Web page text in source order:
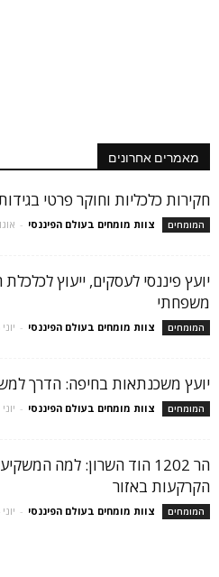
מאמרים אחרונים
חקירות כלכליות וחוקר פרטי
המומחים צוות מומחים בעולם הפיננסי -
יועץ פיננסי לעסקים, ייעוץ
משפחתי
המומחים צוות מומחים בעולם הפיננסי - יוני 26, 2026
יועץ משכנתאות בחיפה: הדרך
המומחים צוות מומחים בעולם הפיננסי - יוני 23, 2026
הר 1202 הוד השרון: למה
הקרקעות באזור
המומחים צוות מומחים בעולם הפיננסי - יוני 14, 2026